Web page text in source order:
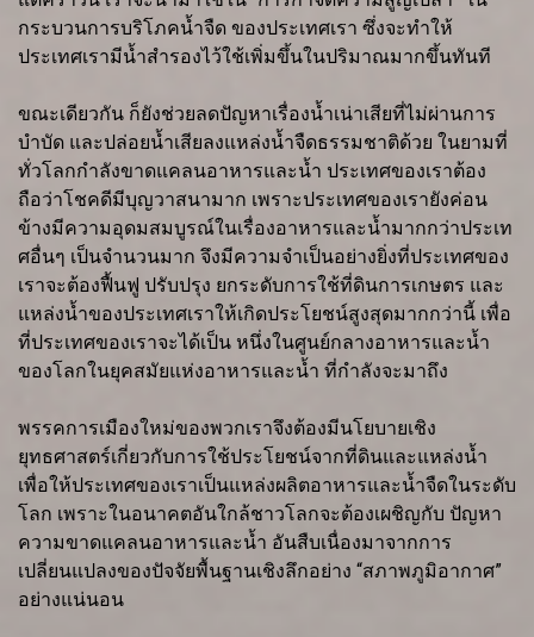
กระบวนการบริโภคน้ำจืด ของประเทศเรา ซึ่งจะทำให้
ประเทศเรามีน้ำสำรองไว้ใช้เพิ่มขึ้นในปริมาณมากขึ้นทันที
ขณะเดียวกัน ก็ยังช่วยลดปัญหาเรื่องน้ำเน่าเสียที่ไม่ผ่านการ
บำบัด และปล่อยน้ำเสียลงแหล่งน้ำจืดธรรมชาติด้วย ในยามที่
ทั่วโลกกำลังขาดแคลนอาหารและน้ำ ประเทศของเราต้อง
ถือว่าโชคดีมีบุญวาสนามาก เพราะประเทศของเรายังค่อน
ข้างมีความอุดมสมบูรณ์ในเรื่องอาหารและน้ำมากกว่าประเท
ศอื่นๆ เป็นจำนวนมาก จึงมีความจำเป็นอย่างยิ่งที่ประเทศของ
เราจะต้องฟื้นฟู ปรับปรุง ยกระดับการใช้ที่ดินการเกษตร และ
แหล่งน้ำของประเทศเราให้เกิดประโยชน์สูงสุดมากกว่านี้ เพื่อ
ที่ประเทศของเราจะได้เป็น หนึ่งในศูนย์กลางอาหารและน้ำ
ของโลกในยุคสมัยแห่งอาหารและน้ำ ที่กำลังจะมาถึง
พรรคการเมืองใหม่ของพวกเราจึงต้องมีนโยบายเชิง
ยุทธศาสตร์เกี่ยวกับการใช้ประโยชน์จากที่ดินและแหล่งน้ำ
เพื่อให้ประเทศของเราเป็นแหล่งผลิตอาหารและน้ำจืดในระดับ
โลก เพราะในอนาคตอันใกล้ชาวโลกจะต้องเผชิญกับ ปัญหา
ความขาดแคลนอาหารและน้ำ อันสืบเนื่องมาจากการ
เปลี่ยนแปลงของปัจจัยพื้นฐานเชิงลึกอย่าง “สภาพภูมิอากาศ”
อย่างแน่นอน